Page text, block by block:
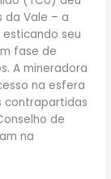
da Vale – a
esticando seu
fase de
A mineradora
na esfera
contrapartidas
de
na